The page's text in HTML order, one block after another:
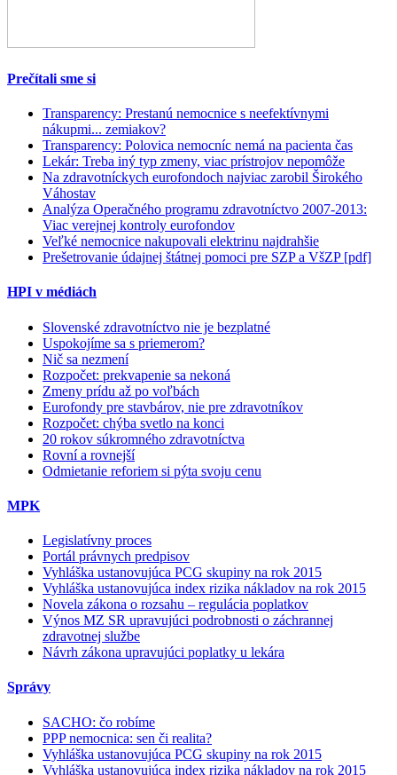
Prečítali sme si
Transparency: Prestanú nemocnice s neefektívnymi
nákupmi... zemiakov?
Transparency: Polovica nemocníc nemá na pacienta čas
Lekár: Treba iný typ zmeny, viac prístrojov nepomôže
Na zdravotníckych eurofondoch najviac zarobil Širokého
Váhostav
Analýza Operačného programu zdravotníctvo 2007-2013:
Viac verejnej kontroly eurofondov
Veľké nemocnice nakupovali elektrinu najdrahšie
Prešetrovanie údajnej štátnej pomoci pre SZP a VšZP [pdf]
HPI v médiách
Slovenské zdravotníctvo nie je bezplatné
Uspokojíme sa s priemerom?
Nič sa nezmení
Rozpočet: prekvapenie sa nekoná
Zmeny prídu až po voľbách
Eurofondy pre stavbárov, nie pre zdravotníkov
Rozpočet: chýba svetlo na konci
20 rokov súkromného zdravotníctva
Rovní a rovnejší
Odmietanie reforiem si pýta svoju cenu
MPK
Legislatívny proces
Portál právnych predpisov
Vyhláška ustanovujúca PCG skupiny na rok 2015
Vyhláška ustanovujúca index rizika nákladov na rok 2015
Novela zákona o rozsahu – regulácia poplatkov
Výnos MZ SR upravujúci podrobnosti o záchrannej
zdravotnej službe
Návrh zákona upravujúci poplatky u lekára
Správy
SACHO: čo robíme
PPP nemocnica: sen či realita?
Vyhláška ustanovujúca PCG skupiny na rok 2015
Vyhláška ustanovujúca index rizika nákladov na rok 2015